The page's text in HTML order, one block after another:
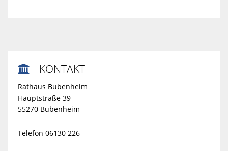
 KONTAKT
Rathaus Bubenheim
Hauptstraße 39
55270 Bubenheim
Telefon 06130 226